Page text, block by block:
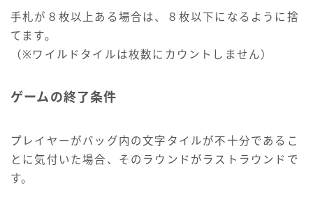
手札が８枚以上ある場合は、８枚以下になるように捨
てます。
（※ワイルドタイルは枚数にカウントしません）
ゲームの終了条件
プレイヤーがバッグ内の文字タイルが不十分であるこ
とに気付いた場合、そのラウンドがラストラウンドで
す。